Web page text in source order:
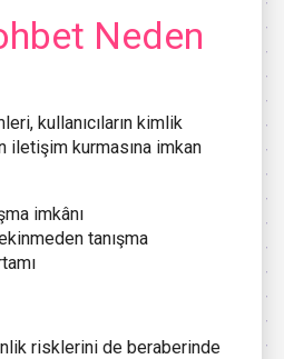
Neden
kullanıcıların kimlik
iletişim kurmasına imkan
imkânı
tanışma
risklerini de beraberinde